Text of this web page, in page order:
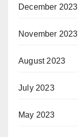
December 2023
November 2023
August 2023
July 2023
May 2023